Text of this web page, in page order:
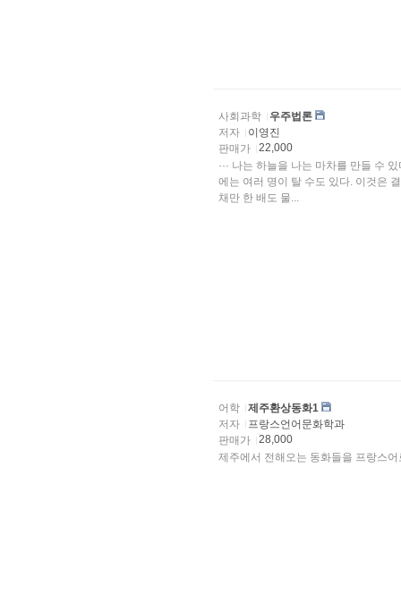
사회과학
우주법론
저자
이영진
판매가
22,000
··· 나는 하늘을 나는 마차를 만들 수
에는 여러 명이 탈 수도 있다. 이것은
채만 한 배도 물...
어학
제주환상동화1
저자
프랑스언어문화학과
판매가
28,000
제주에서 전해오는 동화들을 프랑스